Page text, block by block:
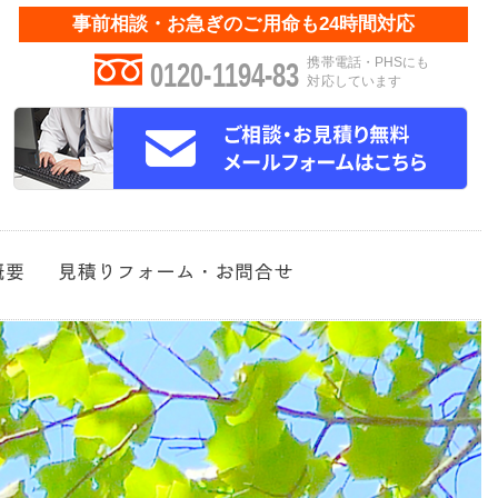
事前相談・お急ぎのご用命も24時間対応
0120-1194-83 携帯電話・PHSにも
対応しています